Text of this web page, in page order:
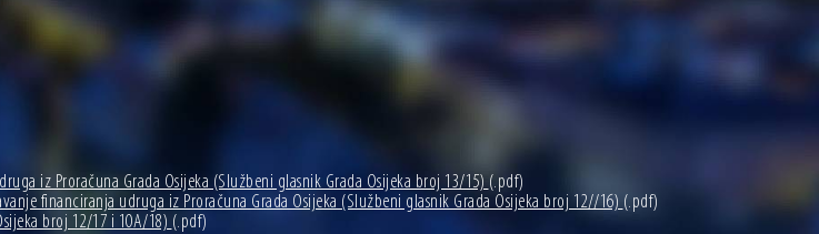
iz Proračuna Grada Osijeka (Službeni glasnik Grada Osijeka broj 13/15) (.pdf)
financiranja udruga iz Proračuna Grada Osijeka (Službeni glasnik Grada Osijeka broj 12//16) (.pdf)
broj 12/17 i 10A/18) (.pdf)